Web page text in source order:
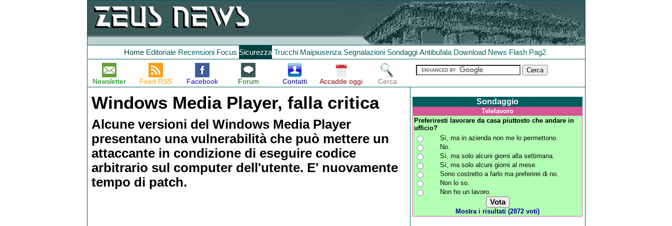
Home Editoriale Recensioni Focus Sicurezza Trucchi Maipiusenza Segnalazioni Sondaggi Antibufala Download News Flash Pag2
Newsletter Feed RSS Facebook Forum Contatti Accadde oggi Cerca
Windows Media Player, falla critica
Alcune versioni del Windows Media Player
presentano una vulnerabilità che può mettere un
attaccante in condizione di eseguire codice
arbitrario sul computer dell'utente. E' nuovamente
tempo di patch.
Sondaggio
Telelavoro
Preferiresti lavorare da casa piuttosto che andare in
ufficio?
Sì, ma in azienda non me lo permettono.
No.
Sì, ma solo alcuni giorni alla settimana.
Sì, ma solo alcuni giorni al mese.
Sono costretto a farlo ma preferirei di no.
Non lo so.
Non ho un lavoro.
Mostra i risultati (2872 voti)